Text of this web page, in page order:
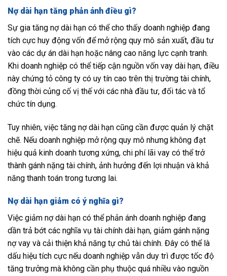
Nợ dài hạn tăng phản ánh điều gì?
Sự gia tăng nợ dài hạn có thể cho thấy doanh nghiệp đang
tích cực huy động vốn để mở rộng quy mô sản xuất, đầu tư
vào các dự án dài hạn hoặc nâng cao năng lực cạnh tranh.
Khi doanh nghiệp có thể tiếp cận nguồn vốn vay dài hạn, điều
này chứng tỏ công ty có uy tín cao trên thị trường tài chính,
đồng thời củng cố vị thế với các nhà đầu tư, đối tác và tổ
chức tín dụng.
Tuy nhiên, việc tăng nợ dài hạn cũng cần được quản lý chặt
chẽ. Nếu doanh nghiệp mở rộng quy mô nhưng không đạt
hiệu quả kinh doanh tương xứng, chi phí lãi vay có thể trở
thành gánh nặng tài chính, ảnh hưởng đến lợi nhuận và khả
năng thanh toán trong tương lai.
Nợ dài hạn giảm có ý nghĩa gì?
Việc giảm nợ dài hạn có thể phản ánh doanh nghiệp đang
dần trả bớt các nghĩa vụ tài chính dài hạn, giảm gánh nặng
nợ vay và cải thiện khả năng tự chủ tài chính. Đây có thể là
dấu hiệu tích cực nếu doanh nghiệp vẫn duy trì được tốc độ
tăng trưởng mà không cần phụ thuộc quá nhiều vào nguồn